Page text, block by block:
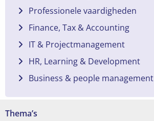
Professionele vaardigheden
Finance, Tax & Accounting
IT & Projectmanagement
HR, Learning & Development
Business & people management
Thema’s